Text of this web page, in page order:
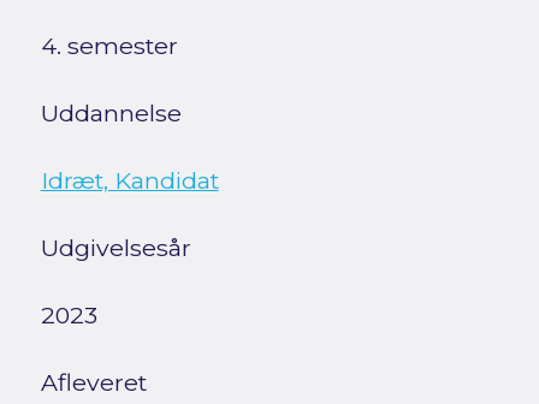
4. semester
Uddannelse
Idræt, Kandidat
Udgivelsesår
2023
Afleveret